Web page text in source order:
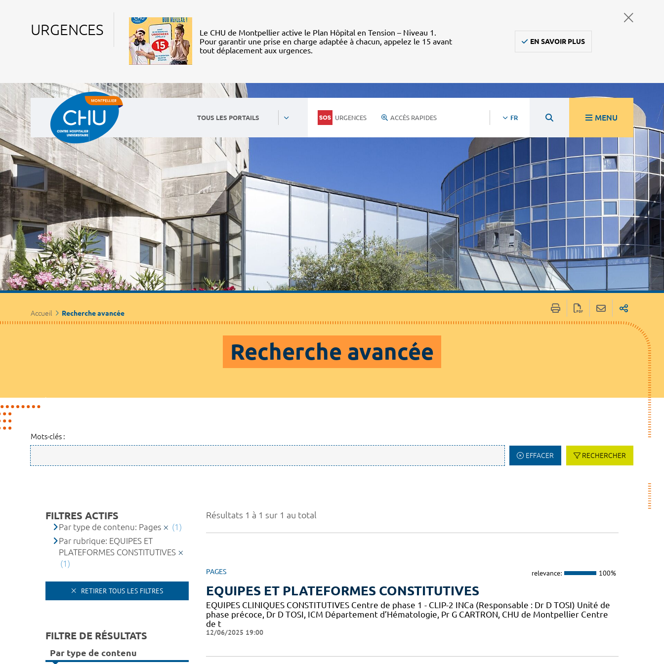
URGENCES
Le CHU de Montpellier active le Plan Hôpital en Tension – Niveau 1.
Pour garantir une prise en charge adaptée à chacun, appelez le 15 avant
tout déplacement aux urgences.
EN SAVOIR PLUS
TOUS LES PORTAILS URGENCES ACCÈS RAPIDES FR MENU
Accueil Recherche avancée
Recherche avancée
Mots-clés :
EFFACER RECHERCHER
Résultats 1 à 1 sur 1 au total
PAGES relevance: 100%
EQUIPES ET PLATEFORMES CONSTITUTIVES
EQUIPES CLINIQUES CONSTITUTIVES Centre de phase 1 - CLIP-2 INCa (Responsable : Dr D TOSI) Unité de
phase précoce, Dr D TOSI, ICM Département d’Hématologie, Pr G CARTRON, CHU de Montpellier Centre
de t
12/06/2025 19:00
FILTRES ACTIFS
Par type de contenu: Pages
(1)
Par rubrique: EQUIPES ET
PLATEFORMES CONSTITUTIVES
(1)
RETIRER TOUS LES FILTRES
FILTRE DE RÉSULTATS
Par type de contenu